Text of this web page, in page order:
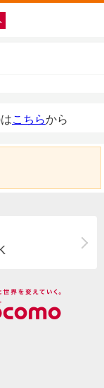
こちらから